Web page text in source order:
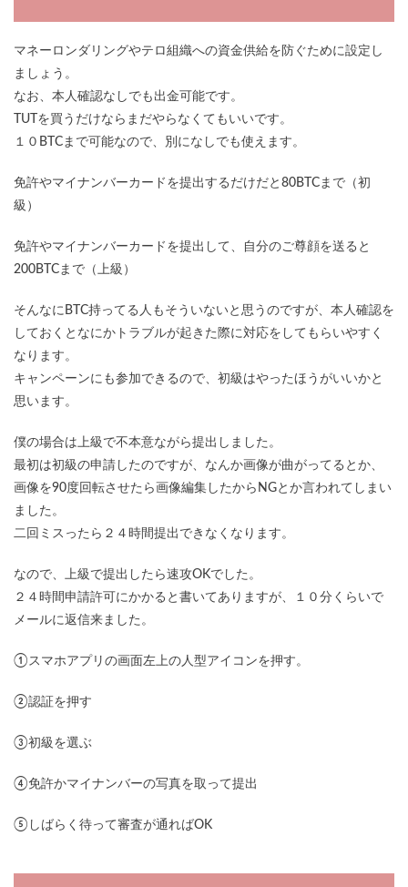
マネーロンダリングやテロ組織への資金供給を防ぐために設定し
ましょう。
なお、本人確認なしでも出金可能です。
TUTを買うだけならまだやらなくてもいいです。
１０BTCまで可能なので、別になしでも使えます。
免許やマイナンバーカードを提出するだけだと80BTCまで（初
級）
免許やマイナンバーカードを提出して、自分のご尊顔を送ると
200BTCまで（上級）
そんなにBTC持ってる人もそういないと思うのですが、本人確認を
しておくとなにかトラブルが起きた際に対応をしてもらいやすく
なります。
キャンペーンにも参加できるので、初級はやったほうがいいかと
思います。
僕の場合は上級で不本意ながら提出しました。
最初は初級の申請したのですが、なんか画像が曲がってるとか、
画像を90度回転させたら画像編集したからNGとか言われてしまい
ました。
二回ミスったら２４時間提出できなくなります。
なので、上級で提出したら速攻OKでした。
２４時間申請許可にかかると書いてありますが、１０分くらいで
メールに返信来ました。
①スマホアプリの画面左上の人型アイコンを押す。
②認証を押す
③初級を選ぶ
④免許かマイナンバーの写真を取って提出
⑤しばらく待って審査が通ればOK